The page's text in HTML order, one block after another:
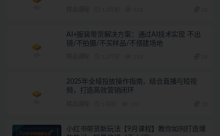
AI+服装带货解决方案：通过AI技术实现 不出
镜/不拍摄/不买样品/不搭建场地
2025年全域投放操作指南，结合直播与短视
频，打造高效营销闭环
小红书带货新玩法【9月课程】教你如何打造爆